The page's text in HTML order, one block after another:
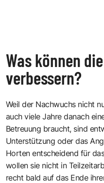
Was können
verbessern?
Weil der Nachwuchs nicht
auch viele Jahre danach
Betreuung braucht, sind
Unterstützung oder das
Horten entscheidend für
wollen sie nicht in
recht bald auf das Ende